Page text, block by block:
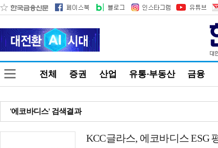
전체 증권 산업 유통·부동산 금융
'에코바디스' 검색결과
KCC글라스, 에코바디스 ESG